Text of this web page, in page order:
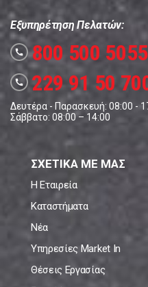
Εξυπηρέτηση Πελατών:
call 800 500 5055
call 229 91 50
Δευτέρα - Παρασκευή: 08:00 -
Σάββατο: 08:00 – 14:00
ΣΧΕΤΙΚΑ ΜΕ ΜΑΣ
Η Εταιρεία
Καταστήματα
Νέα
Υπηρεσίες Market In
Θέσεις Εργασίας